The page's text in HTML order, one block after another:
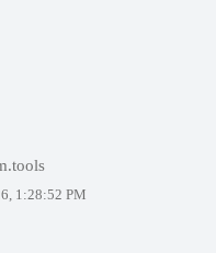
1:28:52 PM